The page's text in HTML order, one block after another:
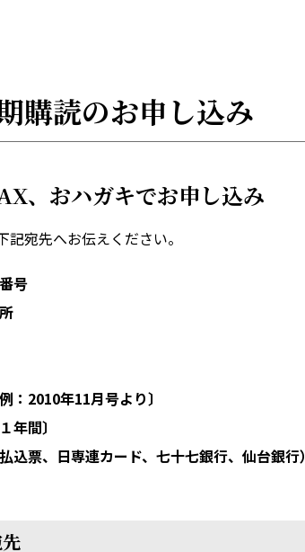
購読のお申し込み
、おハガキでお申し込み
記宛先へお伝えください。
号
2010年11月号より〕
年間〕
票、日専連カード、七十七銀行、仙台銀行）